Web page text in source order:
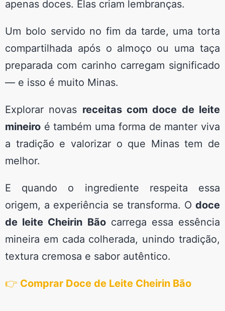
apenas doces. Elas criam lembranças.
Um bolo servido no fim da tarde, uma torta
compartilhada após o almoço ou uma taça
preparada com carinho carregam significado
— e isso é muito Minas.
Explorar novas receitas com doce de leite
mineiro é também uma forma de manter viva
a tradição e valorizar o que Minas tem de
melhor.
E quando o ingrediente respeita essa
origem, a experiência se transforma. O doce
de leite Cheirin Bãocarrega essa essência
mineira em cada colherada, unindo tradição,
textura cremosa e sabor autêntico.
👉 Comprar Doce de Leite Cheirin Bão